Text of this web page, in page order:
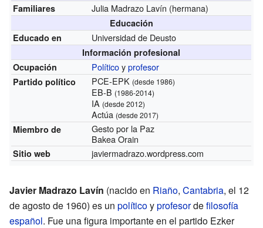
Familiares
Julia Madrazo Lavín (hermana)
Educación
Educado en
Universidad de Deusto
Información profesional
Ocupación
Políticoyprofesor
Partido político PCE-EPK (desde 1986)
EB-B (1986-2014)
IA (desde 2012)
Actúa (desde 2017)
Miembro de
Gesto por la Paz
Bakea Orain
Sitio web javiermadrazo.wordpress.com
Javier Madrazo Lavín (nacido en Riaño, Cantabria, el 12
de agosto de 1960) es un políticoyprofesordefilosofía
español. Fue una figura importante en el partido Ezker